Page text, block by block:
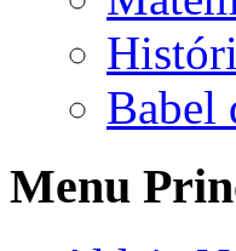
Babel
Menu